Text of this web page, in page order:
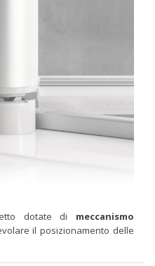
dotate di meccanismo
il posizionamento delle